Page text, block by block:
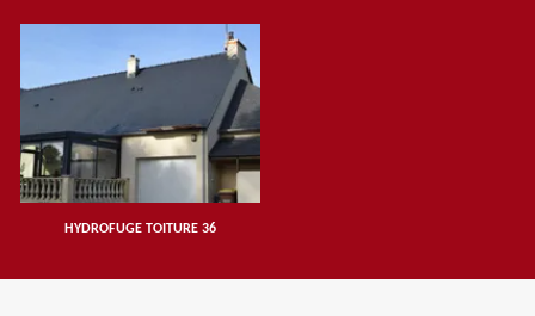
HYDROFUGE TOITURE 36